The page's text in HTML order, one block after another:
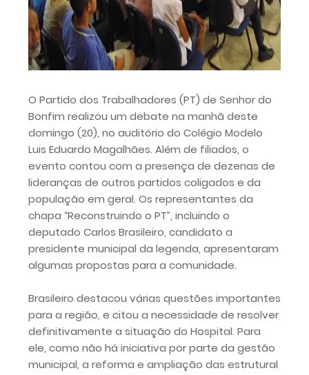
O Partido dos Trabalhadores (PT) de Senhor do
Bonfim realizou um debate na manhã deste
domingo (20), no auditório do Colégio Modelo
Luis Eduardo Magalhães. Além de filiados, o
evento contou com a presença de dezenas de
lideranças de outros partidos coligados e da
população em geral. Os representantes da
chapa “Reconstruindo o PT”, incluindo o
deputado Carlos Brasileiro, candidato a
presidente municipal da legenda, apresentaram
algumas propostas para a comunidade.
Brasileiro destacou várias questões importantes
para a região, e citou a necessidade de resolver
definitivamente a situação do Hospital. Para
ele, como não há iniciativa por parte da gestão
municipal, a reforma e ampliação das estrutural